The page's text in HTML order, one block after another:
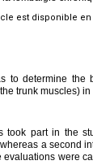
est disponible en
to determine the
trunk muscles)
took part in the
a second
evaluations were